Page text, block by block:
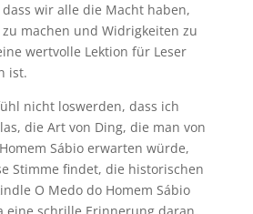
wir alle die Macht haben,
machen und Widrigkeiten zu
wertvolle Lektion für Leser
ist.
nicht loswerden, dass ich
die Art von Ding, die man von
Sábio erwarten würde,
Stimme findet, die historischen
O Medo do Homem Sábio